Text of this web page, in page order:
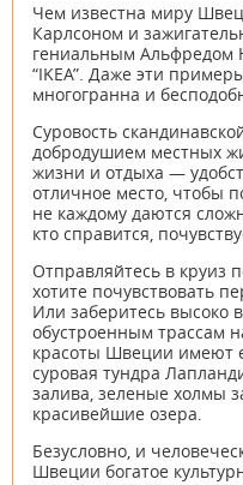
Чем известна миру
Карлсоном и
гениальным Альфредом
“IKEA”. Даже эти
многогранна и
Суровость
добродушием местных
жизни и отдыха —
отличное место, чтобы
не каждому даются
кто справится,
Отправляйтесь в круиз
хотите почувствовать
Или заберитесь высоко
обустроенным трассам
красоты Швеции имеют
суровая тундра
залива, зеленые холмы
красивейшие озера.
Безусловно, и
Швеции богатое